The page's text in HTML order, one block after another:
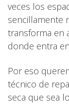
veces los
sencillamente
transforma en
donde entra
Por eso
técnico de
seca que sea